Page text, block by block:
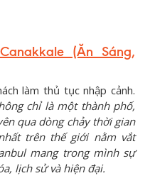
(Ăn Sáng,
làm thủ tục nhập cảnh.
chỉ là một thành phố,
qua dòng chảy thời gian
trên thế giới nằm vắt
mang trong mình sự
lịch sử và hiện đại.